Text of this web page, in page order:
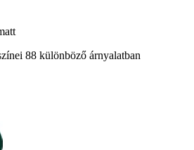
88 különböző árnyalatban